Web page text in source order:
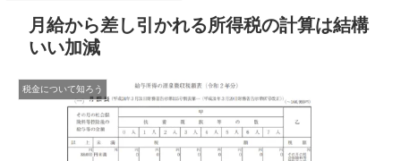
月給から差し引かれる所得税の計算は結構
いい加減
税金について知ろう